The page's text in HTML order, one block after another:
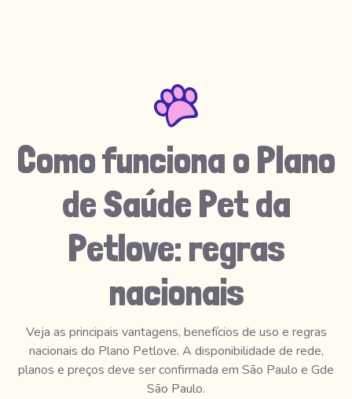
Como funciona o Plano
de Saúde Pet da
Petlove: regras
nacionais
Veja as principais vantagens, benefícios de uso e regras
nacionais do Plano Petlove. A disponibilidade de rede,
planos e preços deve ser confirmada em São Paulo e Gde
São Paulo.